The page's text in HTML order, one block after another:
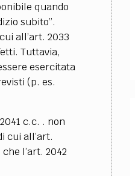
quando
subito”.
all’art. 2033
Tuttavia,
esercitata
(p. es.
c.c. . non
cui all’art.
l’art. 2042